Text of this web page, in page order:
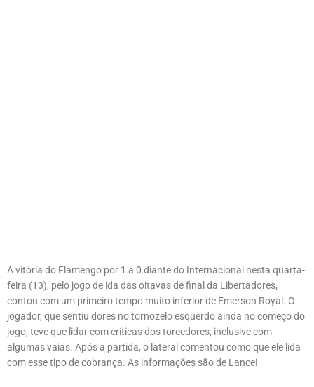
A vitória do Flamengo por 1 a 0 diante do Internacional nesta quarta-
feira (13), pelo jogo de ida das oitavas de final da Libertadores,
contou com um primeiro tempo muito inferior de Emerson Royal. O
jogador, que sentiu dores no tornozelo esquerdo ainda no começo do
jogo, teve que lidar com críticas dos torcedores, inclusive com
algumas vaias. Após a partida, o lateral comentou como que ele lida
com esse tipo de cobrança. As informações são de Lance!